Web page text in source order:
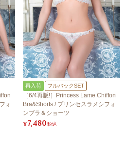
ォ
再入荷 フルバックSET
［6/4再販!］Princess Lame Chiffon
Bra&Shorts / プリンセスラメシフォ
ンブラ＆ショーツ
¥7,480税込